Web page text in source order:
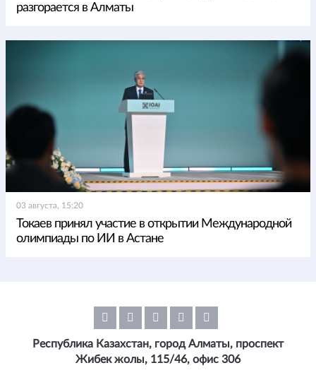
разгорается в Алматы
03 августа, 15:20
Токаев принял участие в открытии Международной
олимпиады по ИИ в Астане
Республика Казахстан, город Алматы, проспект
Жибек жолы, 115/46, офис 306